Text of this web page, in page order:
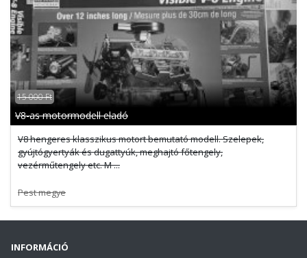
15 000 Ft
V8-as motormodell eladó
V8 hengeres klasszikus motort bemutató modell. Szelepek,
gyújtógyertyák és dugattyúk, meghajtó főtengely,
vezérműtengely etc. M ...
Pest megye
INFORMÁCIÓ